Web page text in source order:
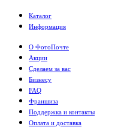
Каталог
Информация
О ФотоПочте
Акции
Сделаем за вас
Бизнесу
FAQ
Франшиза
Поддержка и контакты
Оплата и доставка